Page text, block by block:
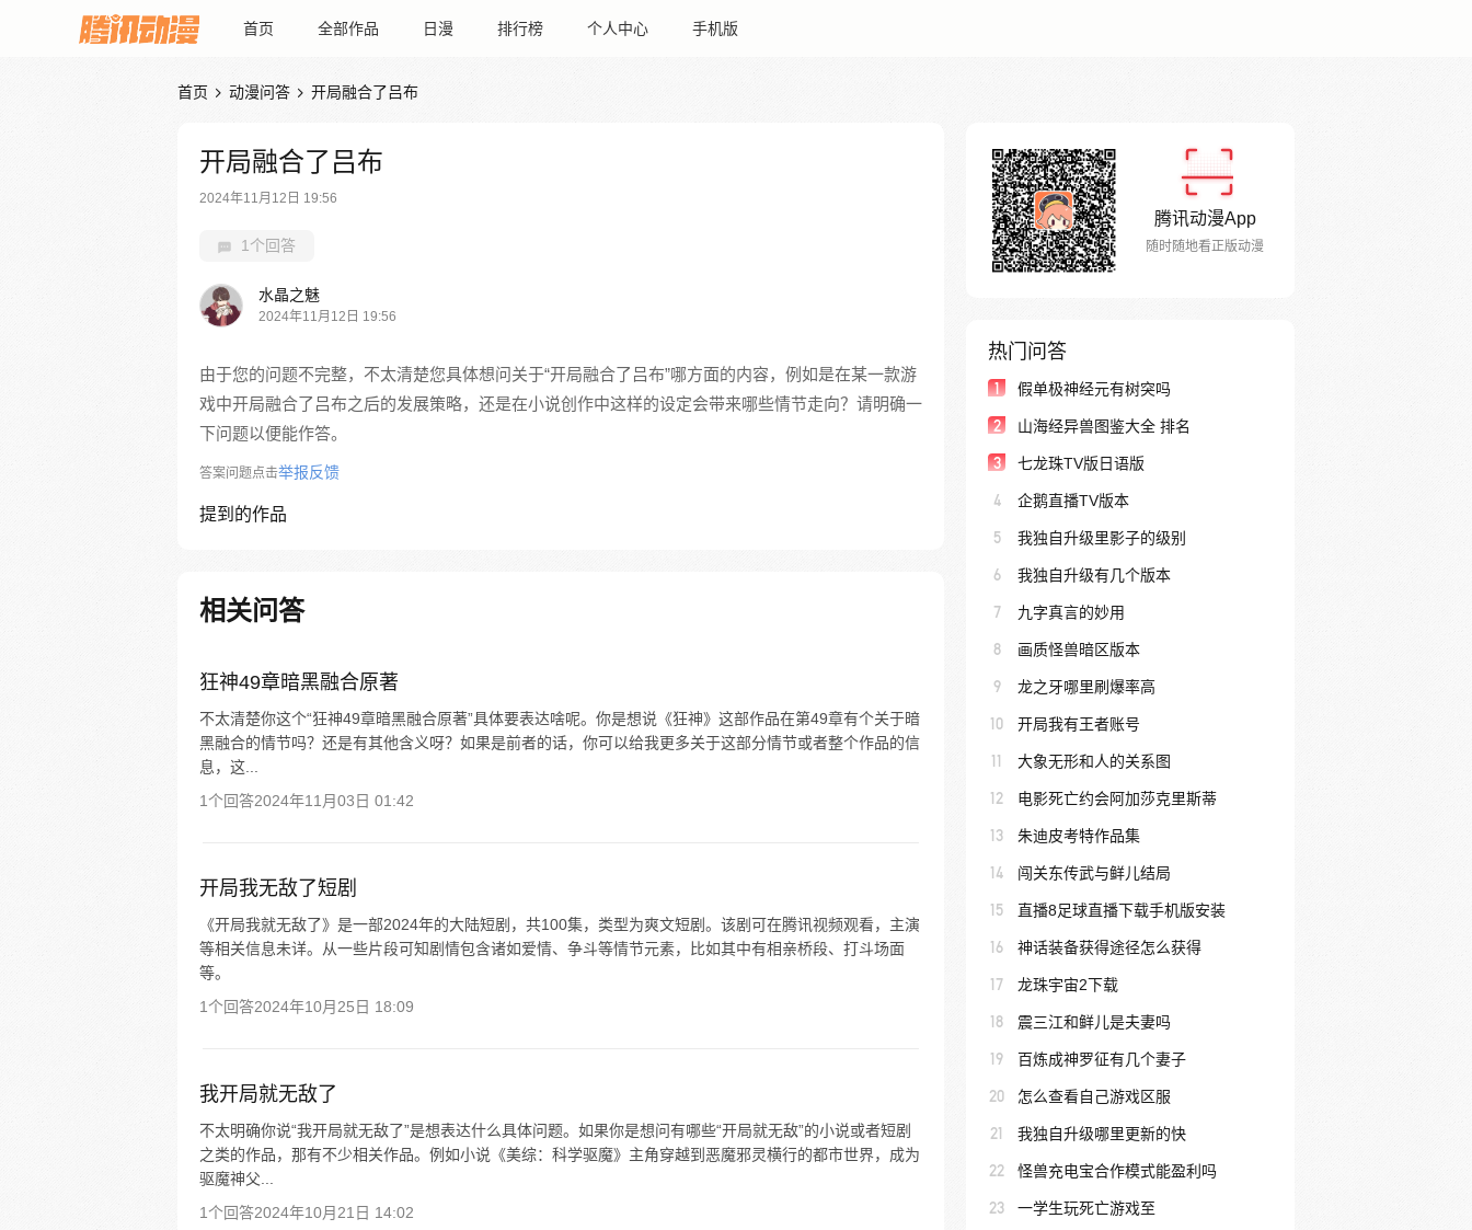
首页 全部作品 日漫 排行榜 个人中心 手机版
首页  动漫问答  开局融合了吕布
开局融合了吕布
2024年11月12日 19:56
1个回答
水晶之魅
2024年11月12日 19:56
由于您的问题不完整，不太清楚您具体想问关于“开局融合了吕布”哪方面的内容，例如是在某一款游
戏中开局融合了吕布之后的发展策略，还是在小说创作中这样的设定会带来哪些情节走向？请明确一
下问题以便能作答。
答案问题点击举报反馈
提到的作品
相关问答
狂神49章暗黑融合原著
不太清楚你这个“狂神49章暗黑融合原著”具体要表达啥呢。你是想说《狂神》这部作品在第49章有个关于暗
黑融合的情节吗？还是有其他含义呀？如果是前者的话，你可以给我更多关于这部分情节或者整个作品的信
息，这...
1个回答2024年11月03日 01:42
开局我无敌了短剧
《开局我就无敌了》是一部2024年的大陆短剧，共100集，类型为爽文短剧。该剧可在腾讯视频观看，主演
等相关信息未详。从一些片段可知剧情包含诸如爱情、争斗等情节元素，比如其中有相亲桥段、打斗场面
等。
1个回答2024年10月25日 18:09
我开局就无敌了
不太明确你说“我开局就无敌了”是想表达什么具体问题。如果你是想问有哪些“开局就无敌”的小说或者短剧
之类的作品，那有不少相关作品。例如小说《美综：科学驱魔》主角穿越到恶魔邪灵横行的都市世界，成为
驱魔神父...
1个回答2024年10月21日 14:02
腾讯动漫App
随时随地看正版动漫
热门问答
1 假单极神经元有树突吗
2 山海经异兽图鉴大全 排名
3 七龙珠TV版日语版
4 企鹅直播TV版本
5 我独自升级里影子的级别
6 我独自升级有几个版本
7 九字真言的妙用
8 画质怪兽暗区版本
9 龙之牙哪里刷爆率高
10 开局我有王者账号
11 大象无形和人的关系图
12 电影死亡约会阿加莎克里斯蒂
13 朱迪皮考特作品集
14 闯关东传武与鲜儿结局
15 直播8足球直播下载手机版安装
16 神话装备获得途径怎么获得
17 龙珠宇宙2下载
18 震三江和鲜儿是夫妻吗
19 百炼成神罗征有几个妻子
20 怎么查看自己游戏区服
21 我独自升级哪里更新的快
22 怪兽充电宝合作模式能盈利吗
23 一学生玩死亡游戏至